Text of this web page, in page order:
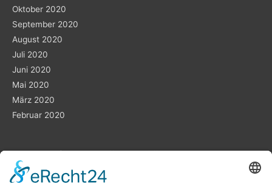
Oktober 2020
September 2020
August 2020
Juli 2020
Juni 2020
Mai 2020
März 2020
Februar 2020
Planung ist das „A“ und „O“